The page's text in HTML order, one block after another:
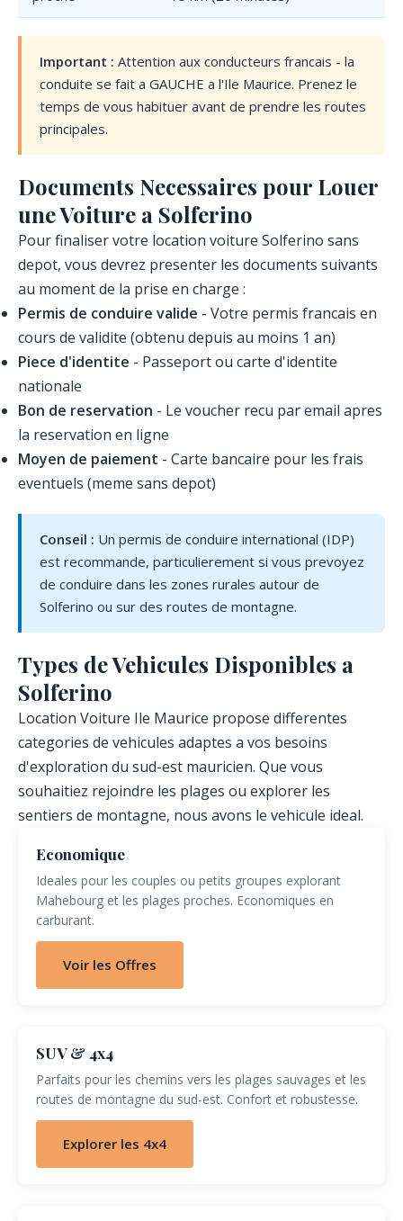
Important : Attention aux conducteurs francais - la
conduite se fait a GAUCHE a l'Ile Maurice. Prenez le
temps de vous habituer avant de prendre les routes
principales.
Documents Necessaires pour Louer
une Voiture a Solferino
Pour finaliser votre location voiture Solferino sans
depot, vous devrez presenter les documents suivants
au moment de la prise en charge :
Permis de conduire valide - Votre permis francais en
cours de validite (obtenu depuis au moins 1 an)
Piece d'identite - Passeport ou carte d'identite
nationale
Bon de reservation - Le voucher recu par email apres
la reservation en ligne
Moyen de paiement - Carte bancaire pour les frais
eventuels (meme sans depot)
Conseil : Un permis de conduire international (IDP)
est recommande, particulierement si vous prevoyez
de conduire dans les zones rurales autour de
Solferino ou sur des routes de montagne.
Types de Vehicules Disponibles a
Solferino
Location Voiture Ile Maurice propose differentes
categories de vehicules adaptes a vos besoins
d'exploration du sud-est mauricien. Que vous
souhaitiez rejoindre les plages ou explorer les
sentiers de montagne, nous avons le vehicule ideal.
Economique
Ideales pour les couples ou petits groupes explorant
Mahebourg et les plages proches. Economiques en
carburant.
Voir les Offres
SUV & 4x4
Parfaits pour les chemins vers les plages sauvages et les
routes de montagne du sud-est. Confort et robustesse.
Explorer les 4x4